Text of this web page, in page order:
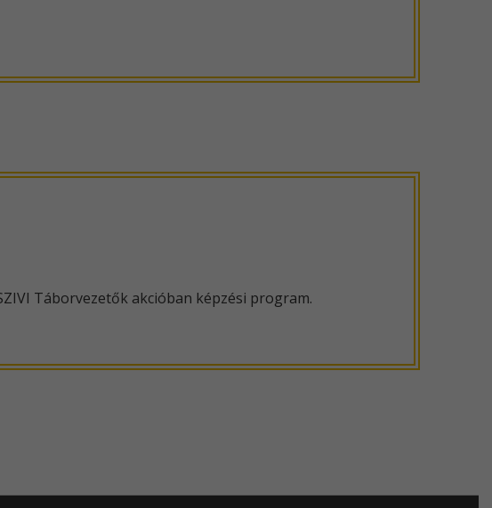
Táborvezetők akcióban képzési program.